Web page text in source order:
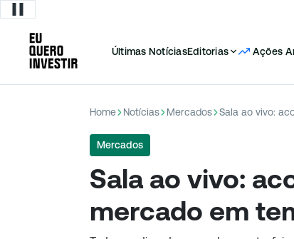
Últimas NotíciasEditorias Ações
Home Notícias Mercados Sala ao vivo:
Mercados
Sala ao vivo:
mercado em